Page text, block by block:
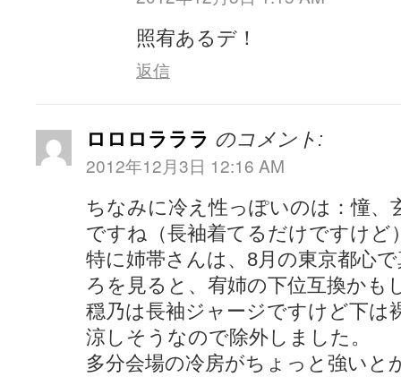
照宥あるデ！
返信
ロロロラララ のコメント:
2012年12月3日 12:16 AM
ちなみに冷え性っぽいのは：憧、
ですね（長袖着てるだけですけど
特に姉帯さんは、8月の東京都心
ろを見ると、宥姉の下位互換かも
穏乃は長袖ジャージですけど下は
涼しそうなので除外しました。
多分会場の冷房がちょっと強いと